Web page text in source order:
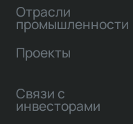
Отрасли
промышленности
Проекты
Связи с
инвесторами